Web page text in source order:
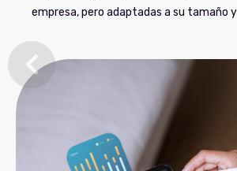
empresa, pero adaptadas a su tamaño